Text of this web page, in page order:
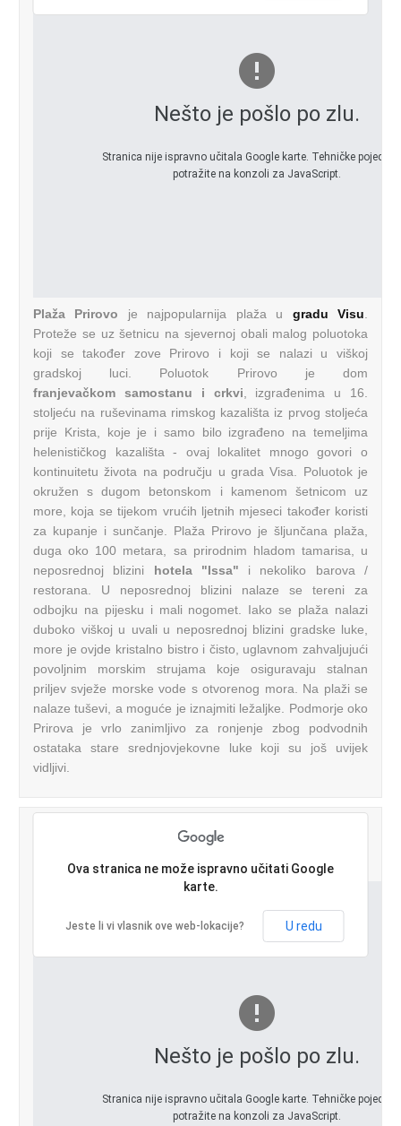
Nešto je pošlo po zlu.
Stranica nije ispravno učitala Google karte. Tehničke
potražite na konzoli za JavaScript.
Plaža Prirovo je najpopularnija plaža u gradu Visu
Proteže se uz šetnicu na sjevernoj obali malog poluotoka
koji se također zove Prirovo i koji se nalazi u viškoj
gradskoj luci. Poluotok Prirovo je dom
franjevačkom samostanu i crkvi , izgrađenima u 16.
stoljeću na ruševinama rimskog kazališta iz prvog stoljeća
prije Krista, koje je i samo bilo izgrađeno na temeljima
helenističkog kazališta - ovaj lokalitet mnogo govori o
kontinuitetu života na području u grada Visa. Poluotok je
okružen s dugom betonskom i kamenom šetnicom uz
more, koja se tijekom vrućih ljetnih mjeseci također koristi
za kupanje i sunčanje. Plaža Prirovo je šljunčana plaža,
duga oko 100 metara, sa prirodnim hladom tamarisa, u
neposrednoj blizini hotela "Issa" i nekoliko barova /
restorana. U neposrednoj blizini nalaze se tereni za
odbojku na pijesku i mali nogomet. Iako se plaža nalazi
duboko viškoj u uvali u neposrednoj blizini gradske luke,
more je ovjde kristalno bistro i čisto, uglavnom zahvaljujući
povoljnim morskim strujama koje osiguravaju stalnan
priljev svježe morske vode s otvorenog mora. Na plaži se
nalaze tuševi, a moguće je iznajmiti ležaljke. Podmorje oko
Prirova je vrlo zanimljivo za ronjenje zbog podvodnih
ostataka stare srednjovjekovne luke koji su još uvijek
vidljivi.
Nešto je pošlo po zlu.
Stranica nije ispravno učitala Google karte. Tehničke
potražite na konzoli za JavaScript.
Ova stranica ne može ispravno učitati Google
karte.
Jeste li vi vlasnik ove web-lokacije? U redu